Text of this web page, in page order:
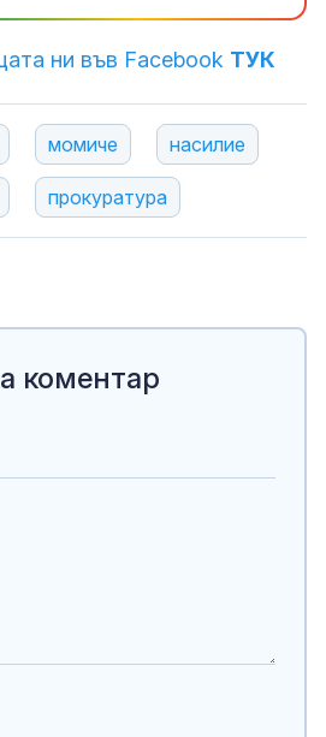
ни във Facebook ТУК
момиче насилие
прокуратура
коментар